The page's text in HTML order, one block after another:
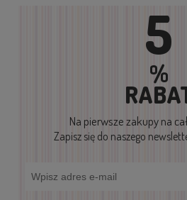
5
%
Na pierwsze zakupyna
Zapisz się do naszego